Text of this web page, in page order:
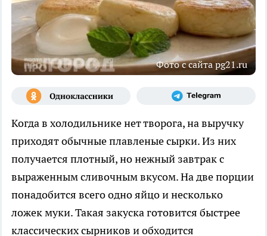
Фото с сайта pg21.ru
Когда в холодильнике нет творога, на выручку
приходят обычные плавленые сырки. Из них
получается плотный, но нежный завтрак с
выраженным сливочным вкусом. На две порции
понадобится всего одно яйцо и несколько
ложек муки. Такая закуска готовится быстрее
классических сырников и обходится